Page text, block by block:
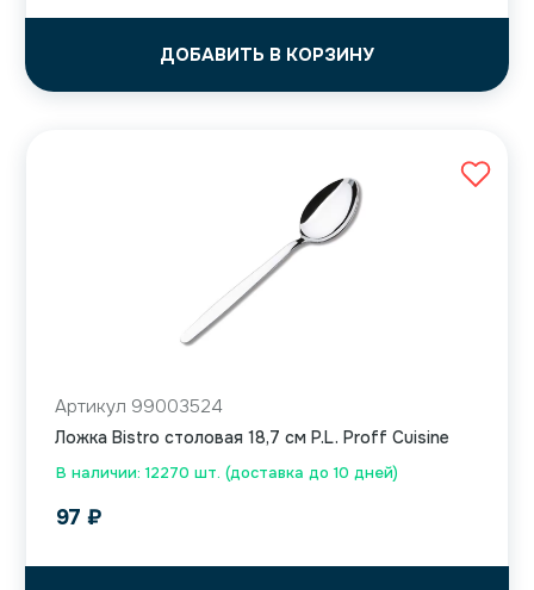
ДОБАВИТЬ В КОРЗИНУ
В наличии: 12270 шт. (доставка до 10 дней)
Артикул 99003524
Ложка Bistro столовая 18,7 см P.L. Proff Cuisine
97 ₽